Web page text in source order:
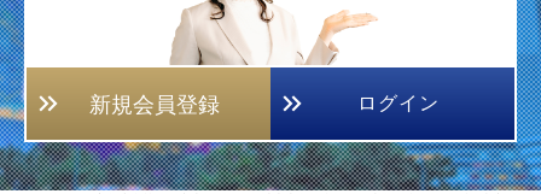
新規会員登録 ログイン